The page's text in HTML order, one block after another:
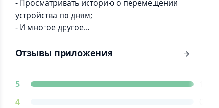
- Просматривать историю о перемещении
устройства по дням;
- И многое другое...
Отзывы приложения
5
4